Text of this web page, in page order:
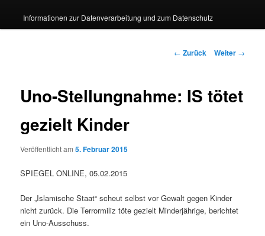
Informationen zur Datenverarbeitung und zum Datenschutz
Beitragsnavigation
← Zurück Weiter →
Uno-Stellungnahme: IS tötet
gezielt Kinder
Veröffentlicht am5. Februar 2015
SPIEGEL ONLINE, 05.02.2015
Der „Islamische Staat“ scheut selbst vor Gewalt gegen Kinder
nicht zurück. Die Terrormiliz töte gezielt Minderjährige, berichtet
ein Uno-Ausschuss.